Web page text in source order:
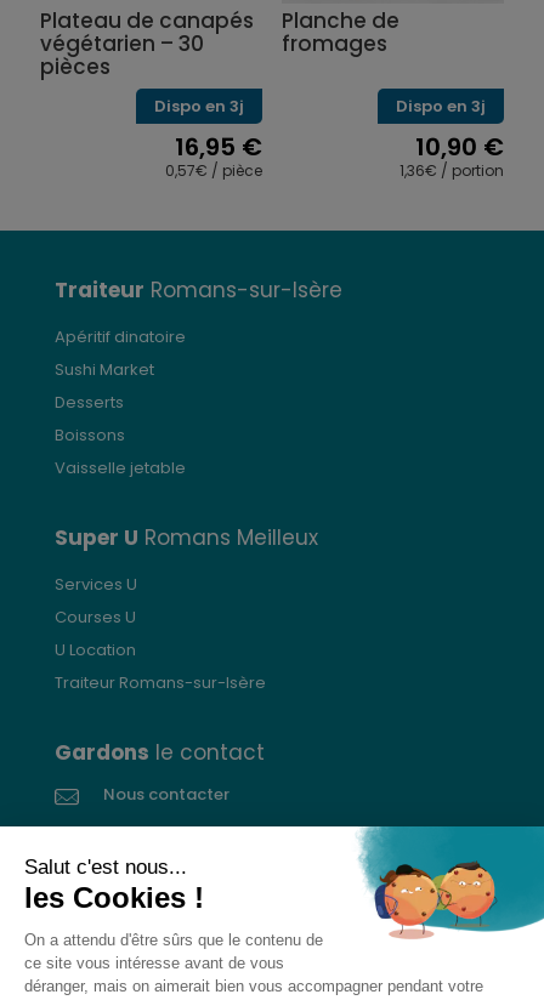
Plateau de canapés
végétarien – 30
pièces
Dispo en 3j
16,95 €
0,57€ / pièce
Planche de
fromages
Dispo en 3j
10,90 €
1,36€ / portion
Traiteur Romans-sur-Isère
Apéritif dinatoire
Sushi Market
Desserts
Boissons
Vaisselle jetable
Super U Romans Meilleux
Services U
Courses U
U Location
Traiteur Romans-sur-Isère
Gardons le contact
Nous contacter
CGVs Livraison et paiement
Mentions légales
Les cookies
Confidentialité
Pour votre santé, ne grignotez pas entre les repas.